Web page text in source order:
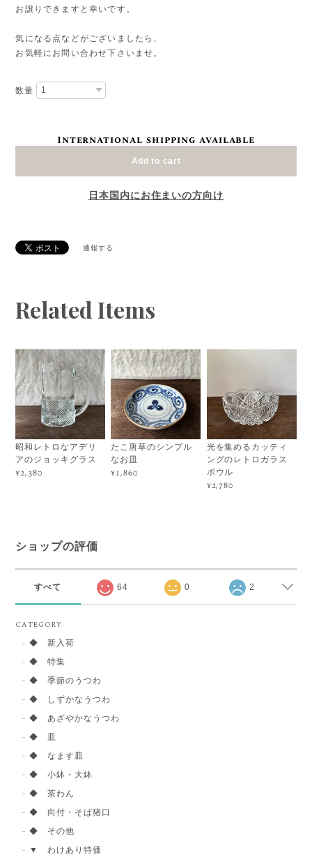
お譲りできますと幸いです。
気になる点などがございましたら、
お気軽にお問い合わせ下さいませ。
数量
International shipping available
Add to cart
日本国内にお住まいの方向け
通報する
Related Items
昭和レトロなアデリ
アのジョッキグラス
¥2,380
たこ唐草のシンプル
なお皿
¥1,860
光を集めるカッティ
ングのレトロガラス
ボウル
¥2,780
ショップの評価
すべて 64 0 2
CATEGORY
◆ 新入荷
◆ 特集
◆ 季節のうつわ
◆ しずかなうつわ
◆ あざやかなうつわ
◆ 皿
◆ なます皿
◆ 小鉢・大鉢
◆ 茶わん
◆ 向付・そば猪口
◆ その他
▼ わけあり特価